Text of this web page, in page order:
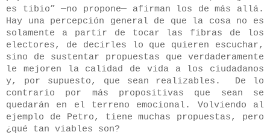
es tibio” —no propone— afirman los de más allá.
Hay una percepción general de que la cosa no es
solamente a partir de tocar las fibras de los
electores, de decirles lo que quieren escuchar,
sino de sustentar propuestas que verdaderamente
le mejoren la calidad de vida a los ciudadanos
y, por supuesto, que sean realizables. De lo
contrario por más propositivas que sean se
quedarán en el terreno emocional. Volviendo al
ejemplo de Petro, tiene muchas propuestas, pero
¿qué tan viables son?